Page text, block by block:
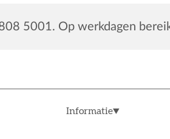
5001. Op werkdagen
Informatie